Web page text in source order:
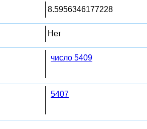
8.5956346177228
Нет
число 5409
5407